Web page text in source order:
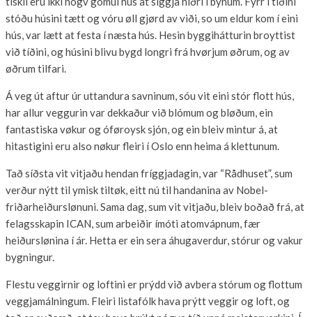
stóðu húsini tætt og vóru øll gjørd av viði, so um eldur kom í eini
hús, var lætt at festa í næsta hús. Hesin byggihátturin broyttist
við tíðini, og húsini blivu bygd longri frá hvørjum øðrum, og av
øðrum tilfari.
Á veg út aftur úr uttandura savninum, sóu vit eini stór flott hús,
har allur veggurin var dekkaður við blómum og bløðum, ein
fantastiska vøkur og óføroysk sjón, og ein bleiv mintur á, at
hitastigini eru also nøkur fleiri í Oslo enn heima á klettunum.
Tað síðsta vit vitjaðu hendan fríggjadagin, var “Rådhuset”, sum
verður nýtt til ymisk tiltøk, eitt nú til handanina av Nobel-
friðarheiðurslønuni. Sama dag, sum vit vitjaðu, bleiv boðað frá, at
felagsskapin ICAN, sum arbeiðir ímóti atomvápnum, fær
heiðurslønina í ár. Hetta er ein sera áhugaverdur, stórur og vakur
bygningur.
Flestu veggirnir og loftini er prýdd við avbera stórum og flottum
veggjamálningum. Fleiri listafólk hava prýtt veggir og loft, og